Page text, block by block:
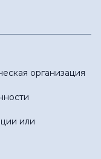
организация
или